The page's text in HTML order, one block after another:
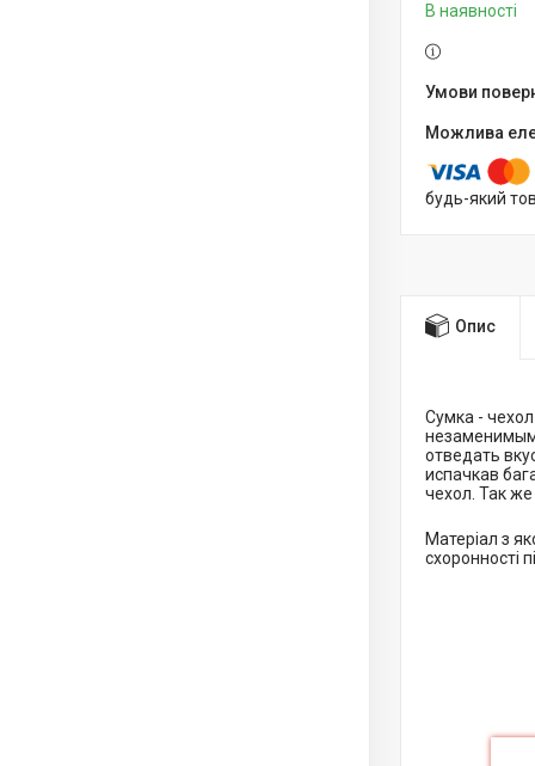
В наявності
будь-який
Опис
Сумка -
незаменимым
отведать
испачкав
чехол. Так
Матеріал з
схоронності